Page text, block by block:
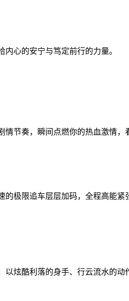
心的安宁与笃定前行的力量。
节奏，瞬间点燃你的热血激情，
极限追车层层加码，全程高能紧
炫酷利落的身手、行云流水的动